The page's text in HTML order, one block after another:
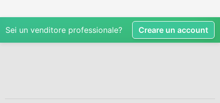
Sei un venditore professionale? Creare un account